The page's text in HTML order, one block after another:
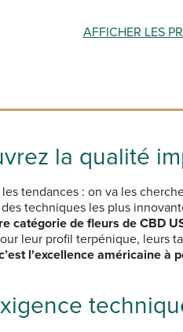
AFFICHER LES
la qualité
tendances : on va les
techniques les plus
catégorie de fleurs de CBD
leur profil terpénique, leurs
l'excellence américaine à